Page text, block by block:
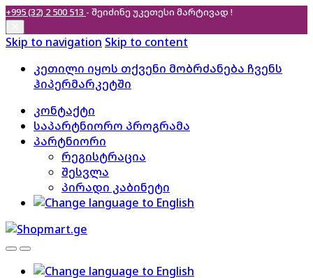
+995 (32) 2 500 513 - შეიძინე უკეთესი მარტივად !
Skip to navigation Skip to content
კეთილი იყოს თქვენი მობრძანება ჩვენს
ჰიპერმარკეტში
კონტაქტი
საპარტნიორო პროგრამა
პარტნიორი
რეგისტრაცია
შესვლა
პირადი კაბინეტი